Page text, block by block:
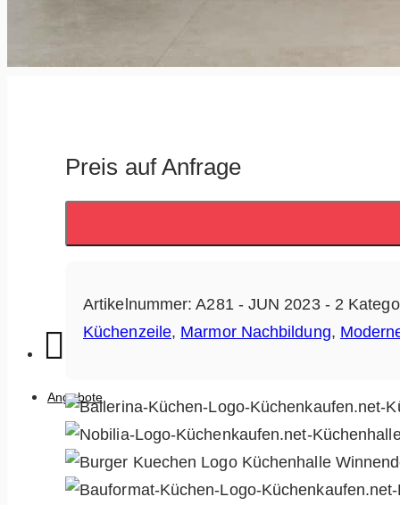
Angebote
Preis auf Anfrage
Artikelnummer:A281 - JUN 2023 - 2
Küchenzeile, Marmor Nachbildung,